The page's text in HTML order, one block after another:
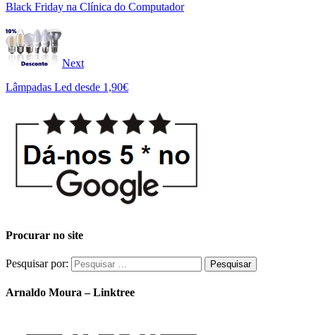
Black Friday na Clínica do Computador
Next
Lâmpadas Led desde 1,90€
Procurar no site
Pesquisar por:
Arnaldo Moura – Linktree